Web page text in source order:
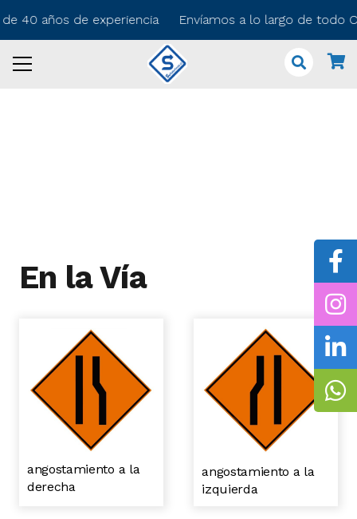
40 años de experiencia Envíamos a lo largo de todo
En la Vía
angostamiento a la
derecha
angostamiento a la
izquierda